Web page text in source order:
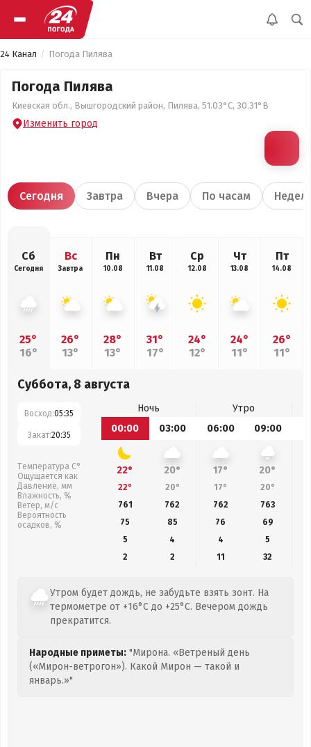
24 Канал Погода Пилява
Погода Пилява
Киевская обл., Вышгородский район, Пилява, 51.03°С, 30.31°В
Изменить город
Сегодня Завтра Вчера По часам
Сб
Сегодня
25°
16°
Вс
Завтра
26°
13°
Пн
10.08
28°
13°
Вт
11.08
31°
17°
Ср
12.08
24°
12°
Чт
13.08
24°
11°
Пт
14.08
26°
11°
Суббота, 8 августа
Восход:05:35
Закат:20:35
Температура С°
Ощущается как
Давление, мм
Влажность, %
Ветер, м/с
Вероятность
осадков, %
Ночь
Утро
00:00
03:00 06:00 09:00
22° 20° 17° 20°
22° 20° 17° 20°
761
762 762 763
75
85 76 69
5
4 4
5
2
2 11 32
Утром будет дождь, не забудьте взять зонт. На
термометре от +16°C до +25°C. Вечером дождь
прекратится.
Народные приметы: "Мирона. «Ветреный день
(«Мирон-ветрогон»). Какой Мирон — такой и
январь.»"